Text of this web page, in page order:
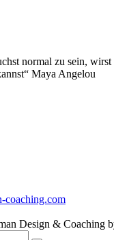
normal zu sein,
Maya Angelou
coaching.com
Design & Coaching